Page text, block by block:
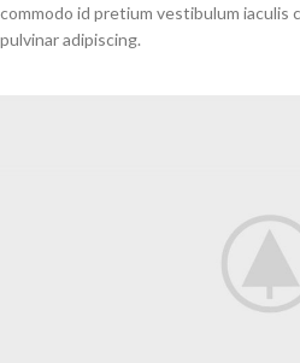
commodo id pretium vestibulum iaculis
pulvinar adipiscing.